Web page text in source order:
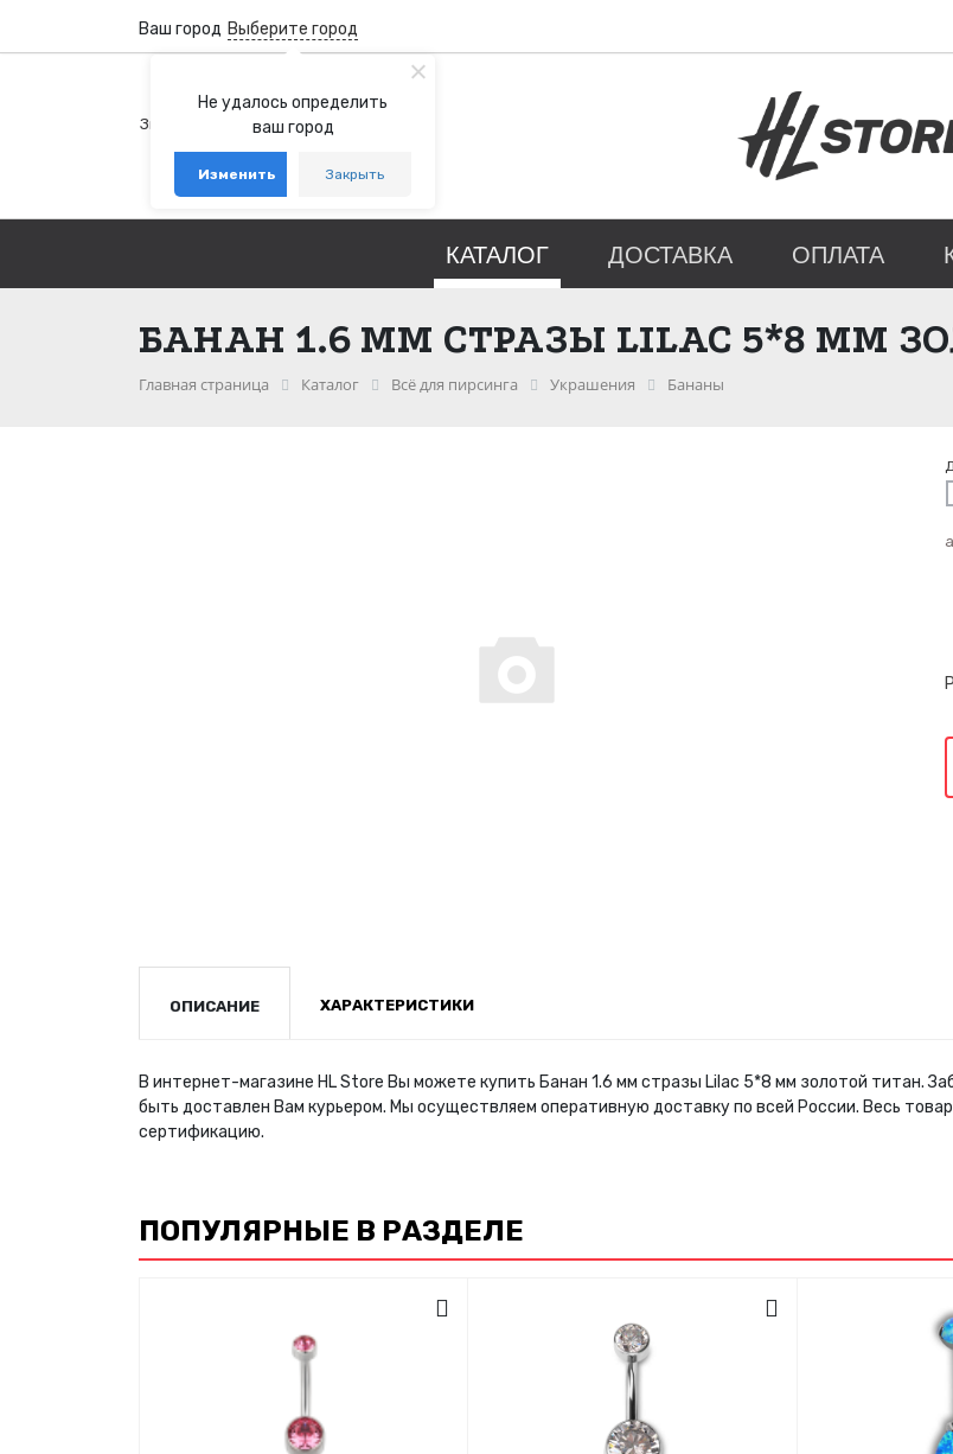
Не удалось определить
ваш город
Изменить Закрыть
Ваш город Выберите город
+7 (800) 100-76-77
Звонок бесплатный по России
+7 (931) 978-88-88
telegram whatsapp
КАТАЛОГ ДОСТАВКА ОПЛАТА
БАНАН 1.6 ММ СТРАЗЫ LILAC 5*8 ММ
Главная страница Каталог Всё для пирсинга Украшения Бананы
ОПИСАНИЕ ХАРАКТЕРИСТИКИ
В интернет-магазине HL Store Вы можете купить Банан 1.6 мм стразы Lilac 5*8 мм золотой титан.
быть доставлен Вам курьером. Мы осуществляем оперативную доставку по всей России. Весь
сертификацию.
ПОПУЛЯРНЫЕ В РАЗДЕЛЕ